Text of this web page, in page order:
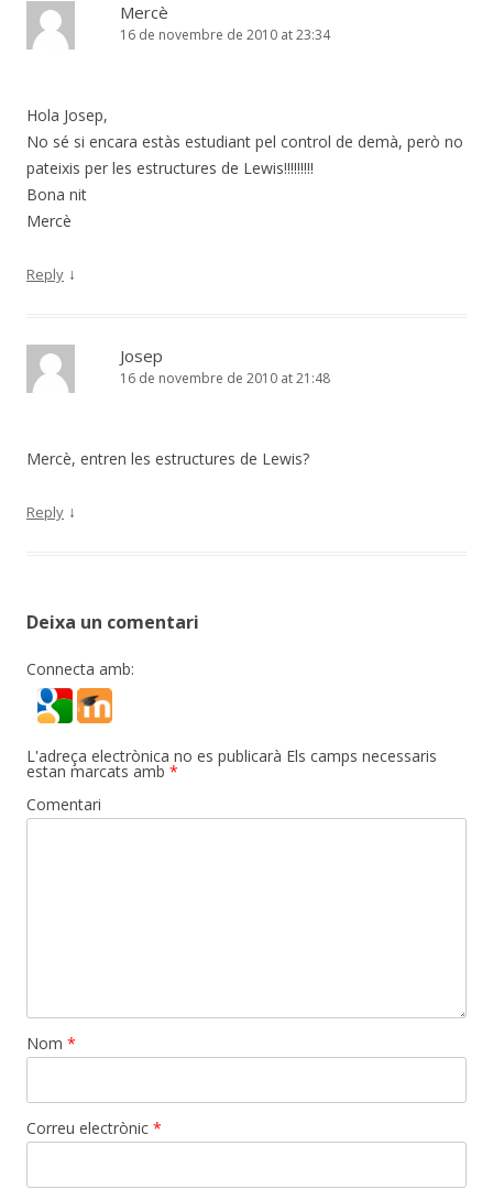
Mercè
16 de novembre de 2010 at 23:34
Hola Josep,
No sé si encara estàs estudiant pel control de demà, però no
pateixis per les estructures de Lewis!!!!!!!!!
Bona nit
Mercè
Reply ↓
Josep
16 de novembre de 2010 at 21:48
Mercè, entren les estructures de Lewis?
Reply ↓
Deixa un comentari
Connecta amb:
L'adreça electrònica no es publicarà Els camps necessaris
estan marcats amb *
Comentari
Nom *
Correu electrònic *